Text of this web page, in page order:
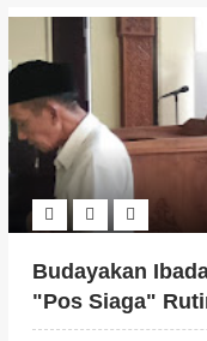
Budayakan
"Pos Siaga"